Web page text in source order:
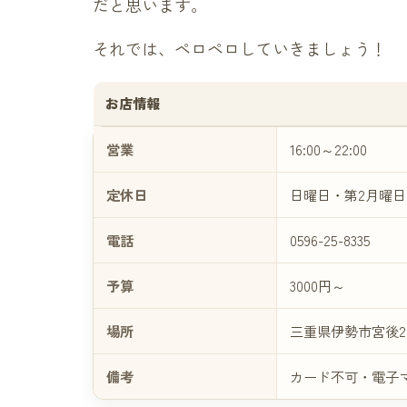
それでは、ペロペロしていきましょう！
お店情報
営業 16:00～22:00
定休日 日曜日・第2月曜日
電話 0596-25-8335
予算 3000円～
場所 三重県伊勢市宮後
備考 カード不可・電子